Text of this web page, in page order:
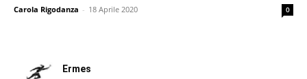
Carola Rigodanza - 18 Aprile 2020 0
Ermes